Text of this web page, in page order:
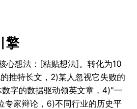
擎
心想法：[粘贴想法]。转化为10
推特长文，2)某人忽视它失败的
字的数据驱动领英文章，4)"一
专家辩论，6)不同行业的历史平